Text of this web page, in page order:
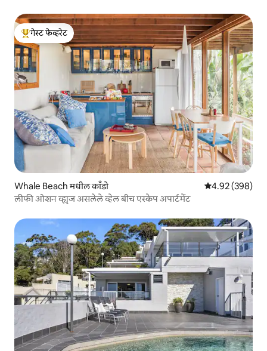
टॉप गेस्ट फेव्हरेट
गेस्ट फेव्हरेट
Whale Beach मधील काँडो 5 पैकी 4.92
4.92 (398)
लीफी ओशन व्ह्यूज असलेले व्हेल बीच एस्केप अपार्टमेंट